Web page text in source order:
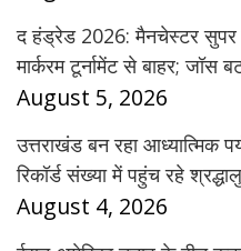
द हंड्रेड 2026: मैनचेस्टर
मार्करम टूर्नामेंट से बाहर; जॉस
August 5, 2026
उत्तराखंड बन रहा आध्यात्मिक
रिकॉर्ड संख्या में पहुंच रहे श्रद्धालु
August 4, 2026